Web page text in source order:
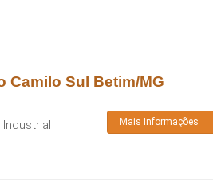
Camilo Sul Betim/MG
Mais Informações